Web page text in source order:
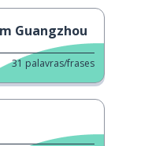
Guangzhou
31 palavras/frases